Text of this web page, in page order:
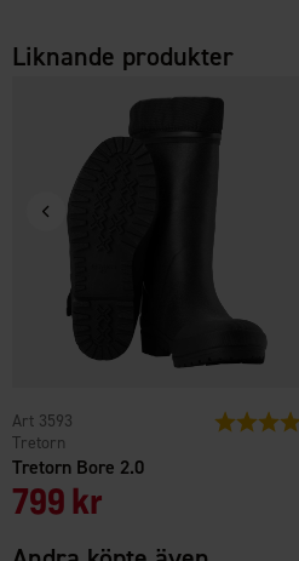
Liknande produkter
Tretorn Bore 2.0
Tretorn
3593
799 kr
Betyg: